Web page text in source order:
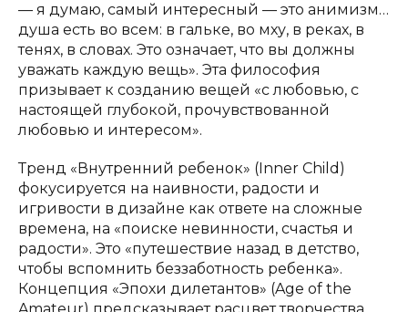
— я думаю, самый интересный — это анимизм…
душа есть во всем: в гальке, во мху, в реках, в
тенях, в словах. Это означает, что вы должны
уважать каждую вещь». Эта философия
призывает к созданию вещей «с любовью, с
настоящей глубокой, прочувствованной
любовью и интересом».
Тренд «Внутренний ребенок» (Inner Child)
фокусируется на наивности, радости и
игривости в дизайне как ответе на сложные
времена, на «поиске невинности, счастья и
радости». Это «путешествие назад в детство,
чтобы вспомнить беззаботность ребенка».
Концепция «Эпохи дилетантов» (Age of the